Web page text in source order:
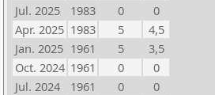
Jul. 2025
1983 0
0
Apr. 2025 1983 5
4,5
Jan. 2025 1961 5
3,5
Oct. 2024 1961 0
0
Jul. 2024
1961 0
0